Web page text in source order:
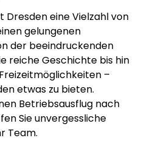
Dresden eine Vielzahl von
gelungenen
der beeindruckenden
reiche Geschichte bis hin
–
etwas zu bieten.
Betriebsausflug nach
Sie unvergessliche
Team.